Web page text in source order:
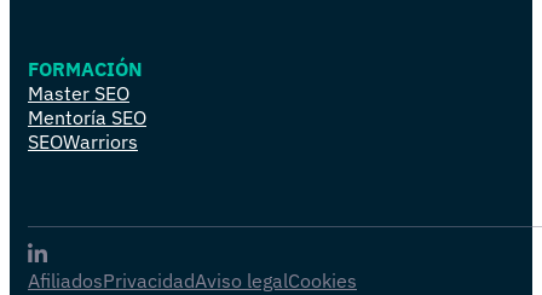
FORMACIÓN
Master SEO
Mentoría SEO
SEOWarriors
AfiliadosPrivacidadAviso legalCookies